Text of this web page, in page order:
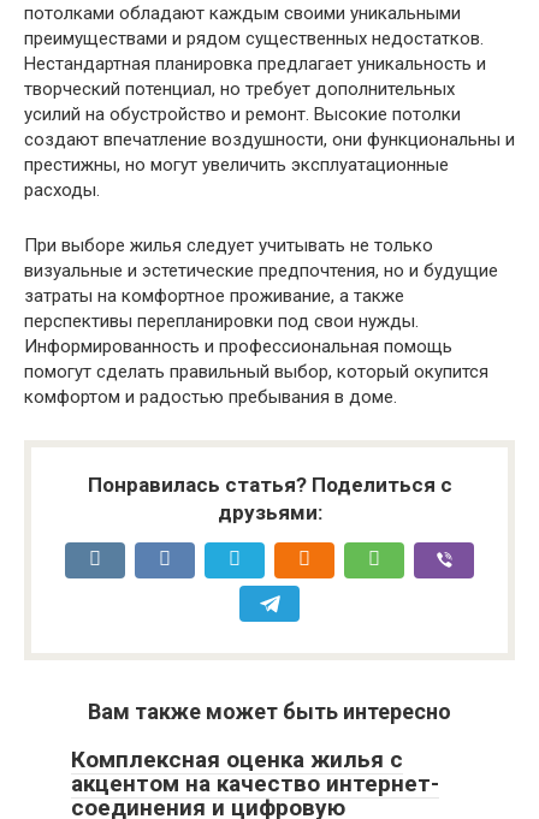
потолками обладают каждым своими уникальными
преимуществами и рядом существенных недостатков.
Нестандартная планировка предлагает уникальность и
творческий потенциал, но требует дополнительных
усилий на обустройство и ремонт. Высокие потолки
создают впечатление воздушности, они функциональны и
престижны, но могут увеличить эксплуатационные
расходы.
При выборе жилья следует учитывать не только
визуальные и эстетические предпочтения, но и будущие
затраты на комфортное проживание, а также
перспективы перепланировки под свои нужды.
Информированность и профессиональная помощь
помогут сделать правильный выбор, который окупится
комфортом и радостью пребывания в доме.
Понравилась статья? Поделиться с
друзьями:
Вам также может быть интересно
Комплексная оценка жилья с
акцентом на качество интернет-
соединения и цифровую